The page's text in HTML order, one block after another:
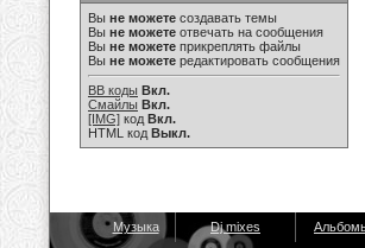
Вы не можете создавать темы
Вы не можете отвечать на сообщения
Вы не можете прикреплять файлы
Вы не можете редактировать сообщения
BB коды Вкл.
Смайлы Вкл.
[IMG] код Вкл.
HTML код Выкл.
Музыка Dj mixes